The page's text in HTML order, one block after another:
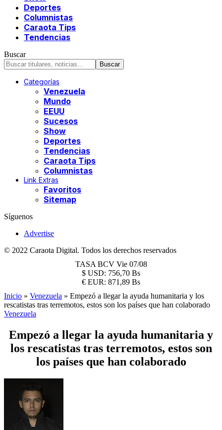
Deportes
Columnistas
Caraota Tips
Tendencias
Buscar
Categorías
Venezuela
Mundo
EEUU
Sucesos
Show
Deportes
Tendencias
Caraota Tips
Columnistas
Link Extras
Favoritos
Sitemap
Síguenos
Advertise
© 2022 Caraota Digital. Todos los derechos reservados
TASA BCV Vie 07/08
$ USD: 756,70 Bs
€ EUR: 871,89 Bs
Inicio » Venezuela » Empezó a llegar la ayuda humanitaria y los
rescatistas tras terremotos, estos son los países que han colaborado
Venezuela
Empezó a llegar la ayuda humanitaria y
los rescatistas tras terremotos, estos son
los países que han colaborado